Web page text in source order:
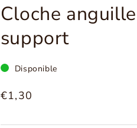
Cloche
support
Disponible
Prix
€1,30